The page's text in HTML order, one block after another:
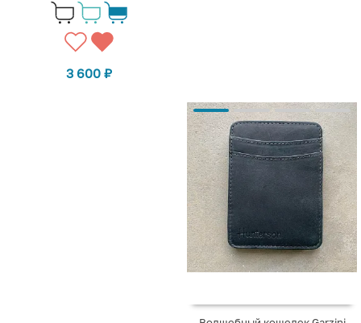
3 600 ₽